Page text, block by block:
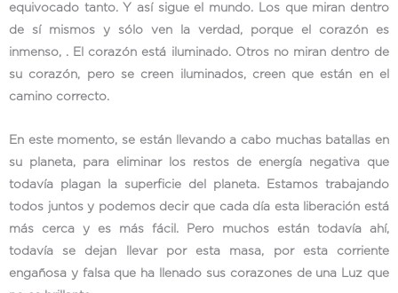
equivocado tanto. Y así sigue el mundo. Los que miran dentro
de sí mismos y sólo ven la verdad, porque el corazón es
inmenso, . El corazón está iluminado. Otros no miran dentro de
su corazón, pero se creen iluminados, creen que están en el
camino correcto.
En este momento, se están llevando a cabo muchas batallas en
su planeta, para eliminar los restos de energía negativa que
todavía plagan la superficie del planeta. Estamos trabajando
todos juntos y podemos decir que cada día esta liberación está
más cerca y es más fácil. Pero muchos están todavía ahí,
todavía se dejan llevar por esta masa, por esta corriente
engañosa y falsa que ha llenado sus corazones de una Luz que